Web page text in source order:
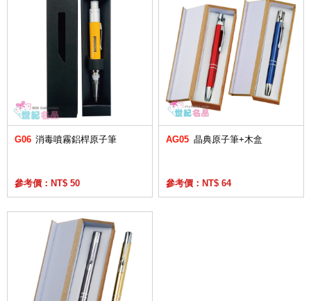
G06 消毒噴霧鋁桿原子筆
參考價：NT$ 50
AG05 晶典原子筆+木盒
參考價：NT$ 64